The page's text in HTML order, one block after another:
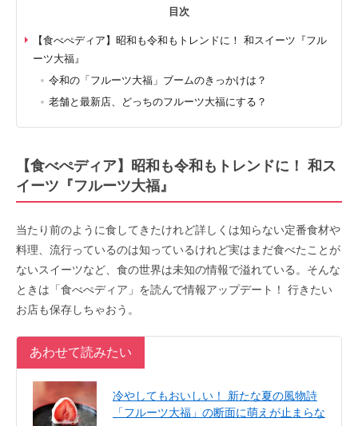
目次
【食べぺディア】昭和も令和もトレンドに！ 和スイーツ『フル
ーツ大福』
令和の「フルーツ大福」ブームのきっかけは？
老舗と最新店、どっちのフルーツ大福にする？
【食べぺディア】昭和も令和もトレンドに！ 和ス
イーツ『フルーツ大福』
当たり前のように食してきたけれど詳しくは知らない定番食材や
料理、流行っているのは知っているけれど実はまだ食べたことが
ないスイーツなど、食の世界は未知の情報で溢れている。そんな
ときは「食べぺディア」を読んで情報アップデート！ 行きたい
お店も保存しちゃおう。
あわせて読みたい
冷やしてもおいしい！ 新たな夏の風物詩
「フルーツ大福」の断面に萌えが止まらな